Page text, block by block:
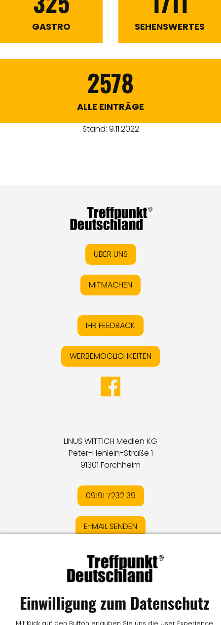
GASTRO SEHENSWERTES
2578
ALLE EINTRÄGE
Stand: 9.11.2022
ÜBER UNS
MITMACHEN
IHR FEEDBACK
WERBEMÖGLICHKEITEN
LINUS WITTICH Medien KG
Peter-Henlein-Straße 1
91301 Forchheim
09191 7232 39
E-MAIL SENDEN
DatenschutzIOnline-Streitschlichtung
MediadatenIKontaktIVertrag widerrufen
© LW Medien GmbH
Einwilligung zum Datenschutz